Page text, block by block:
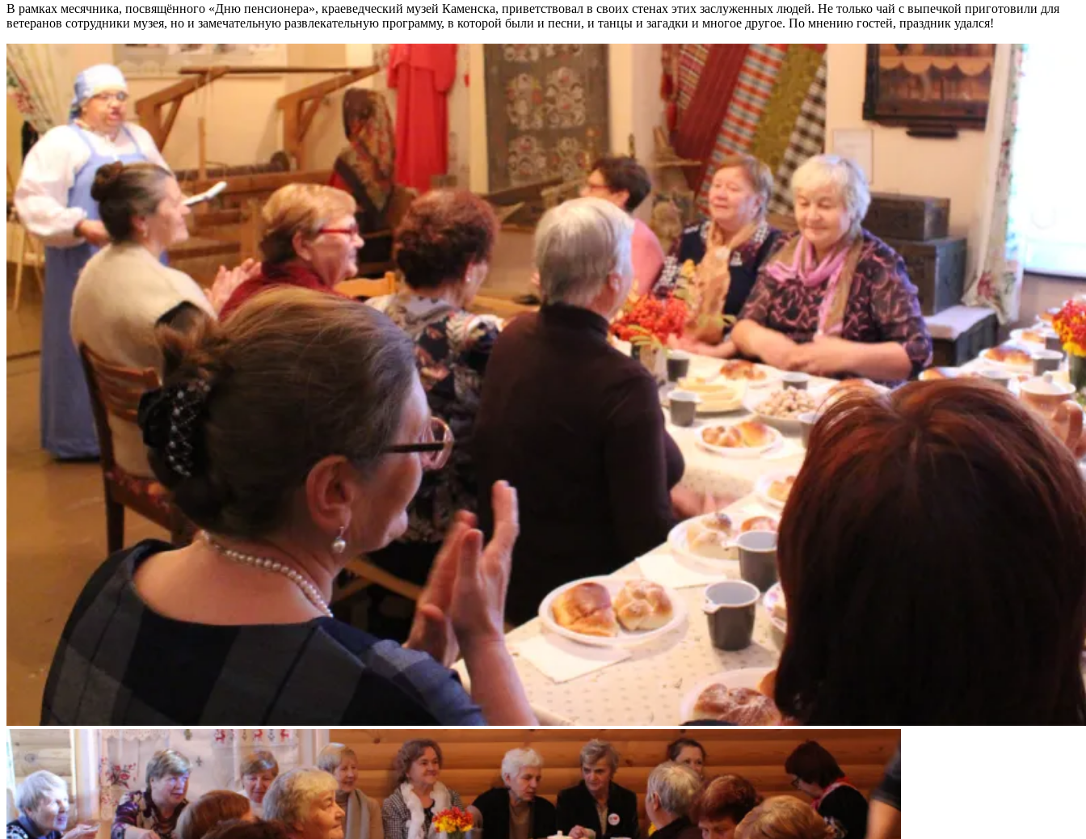
В рамках месячника, посвящённого «Дню пенсионера», краеведческий музей Каменска, приветствовал в своих стенах этих заслуженных людей. Не только чай с выпечкой приготовили для
ветеранов сотрудники музея, но и замечательную развлекательную программу, в которой были и песни, и танцы и загадки и многое другое. По мнению гостей, праздник удался!